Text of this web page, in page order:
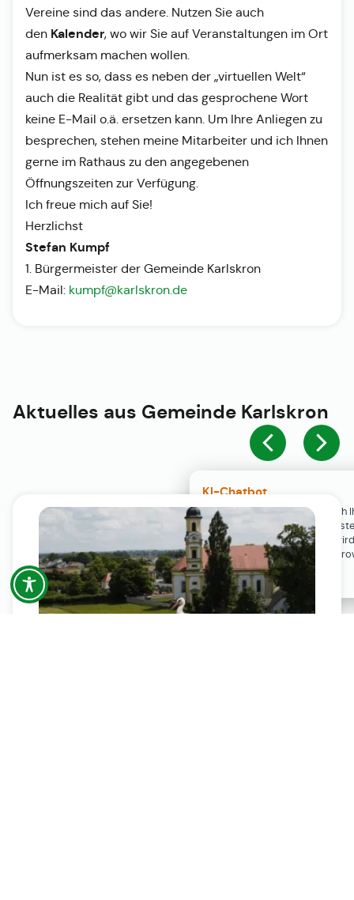
KI-Chatbot
Der KI-Chatbot steht erst nach
Einwilligung in den Cookie-
Verfügung. Der Chat-Verlauf
ausschließlich lokal in Ihrem
gespeichert.
Vereine sind das andere. Nutzen Sie auch
den Kalender, wo wir Sie auf Veranstaltungen im Ort
aufmerksam machen wollen.
Nun ist es so, dass es neben der „virtuellen Welt“
auch die Realität gibt und das gesprochene Wort
keine E-Mail o.ä. ersetzen kann. Um Ihre Anliegen zu
besprechen, stehen meine Mitarbeiter und ich Ihnen
gerne im Rathaus zu den angegebenen
Öffnungszeiten zur Verfügung.
Ich freue mich auf Sie!
Herzlichst
Stefan Kumpf
1. Bürgermeister der Gemeinde Karlskron
E-Mail: kumpf@karlskron.de
Aktuelles aus Gemeinde Karlskron